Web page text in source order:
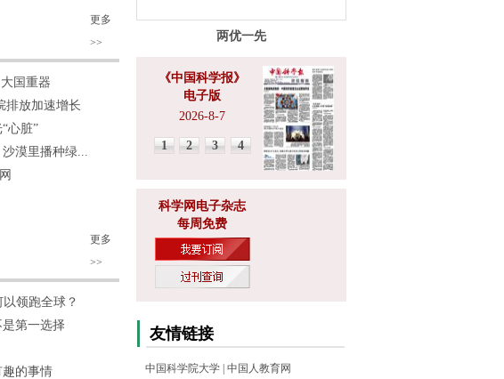
更多
>>
国重器
排放加速增长
心脏”
漠里播种绿...
更多
>>
领跑全球？
第一选择
的事情
两优一先
《中国科学报》
电子版
2026-8-7
1 2 3 4
科学网电子杂志
每周免费
友情链接
中国科学院大学 中国人教育网